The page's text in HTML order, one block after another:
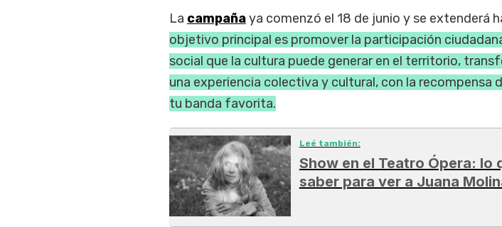
La campañaya comenzó el 18 de junio y se extenderá
objetivo principal es promover la participación
social que la cultura puede generar en el territorio,
una experiencia colectiva y cultural, con la recompensa
tu banda favorita.
Leé también:
Show en el Teatro Ópera: lo
saber para ver a Juana